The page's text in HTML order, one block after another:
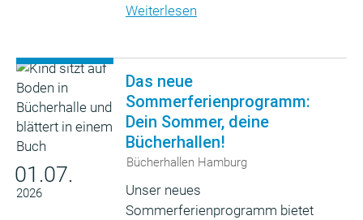
Weiterlesen
01.07.
2026
Das neue
Sommerferienprogramm:
Dein Sommer, deine
Bücherhallen!
Bücherhallen Hamburg
Unser neues
Sommerferienprogramm bietet